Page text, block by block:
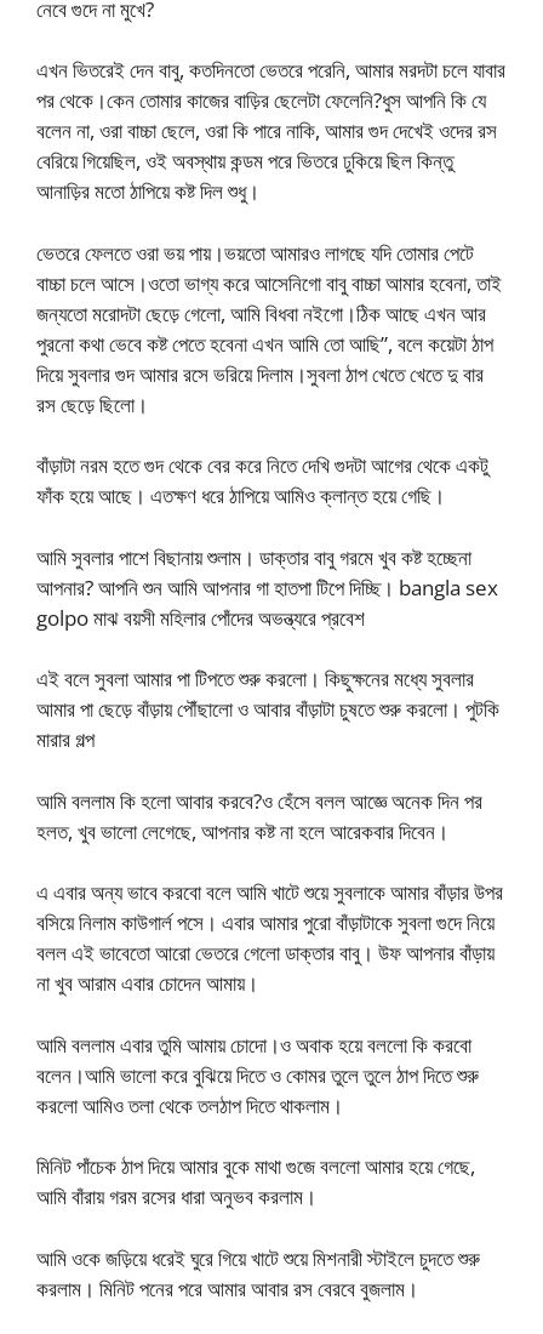
নেবে গুদে না মুখে?
এখন ভিতরেই দেন বাবু, কতদিনতো ভেতরে পরেনি, আমার মরদটা চলে যাবার
পর থেকে।কেন তোমার কাজের বাড়ির ছেলেটা ফেলেনি?ধুস আপনি কি যে
বলেন না, ওরা বাচ্চা ছেলে, ওরা কি পারে নাকি, আমার গুদ দেখেই ওদের রস
বেরিয়ে গিয়েছিল, ওই অবস্থায় কন্ডম পরে ভিতরে ঢুকিয়ে ছিল কিন্তু
আনাড়ির মতো ঠাপিয়ে কষ্ট দিল শুধু।
ভেতরে ফেলতে ওরা ভয় পায়।ভয়তো আমারও লাগছে যদি তোমার পেটে
বাচ্চা চলে আসে।ওতো ভাগ্য করে আসেনিগো বাবু বাচ্চা আমার হবেনা, তাই
জন্যতো মরোদটা ছেড়ে গেলো, আমি বিধবা নইগো।ঠিক আছে এখন আর
পুরনো কথা ভেবে কষ্ট পেতে হবেনা এখন আমি তো আছি”, বলে কয়েটা ঠাপ
দিয়ে সুবলার গুদ আমার রসে ভরিয়ে দিলাম।সুবলা ঠাপ খেতে খেতে দু বার
রস ছেড়ে ছিলো।
বাঁড়াটা নরম হতে গুদ থেকে বের করে নিতে দেখি গুদটা আগের থেকে একটু
ফাঁক হয়ে আছে। এতক্ষণ ধরে ঠাপিয়ে আমিও ক্লান্ত হয়ে গেছি।
আমি সুবলার পাশে বিছানায় শুলাম। ডাক্তার বাবু গরমে খুব কষ্ট হচ্ছেনা
আপনার? আপনি শুন আমি আপনার গা হাতপা টিপে দিচ্ছি। bangla sex
golpo মাঝ বয়সী মহিলার পোঁদের অভন্ত্যরে প্রবেশ
এই বলে সুবলা আমার পা টিপতে শুরু করলো। কিছুক্ষনের মধ্যে সুবলার
আমার পা ছেড়ে বাঁড়ায় পৌঁছালো ও আবার বাঁড়াটা চুষতে শুরু করলো। পুটকি
মারার গল্প
আমি বললাম কি হলো আবার করবে?ও হেঁসে বলল আজ্ঞে অনেক দিন পর
হলত, খুব ভালো লেগেছে, আপনার কষ্ট না হলে আরেকবার দিবেন।
এ এবার অন্য ভাবে করবো বলে আমি খাটে শুয়ে সুবলাকে আমার বাঁড়ার উপর
বসিয়ে নিলাম কাউগার্ল পসে। এবার আমার পুরো বাঁড়াটাকে সুবলা গুদে নিয়ে
বলল এই ভাবেতো আরো ভেতরে গেলো ডাক্তার বাবু। উফ আপনার বাঁড়ায়
না খুব আরাম এবার চোদেন আমায়।
আমি বললাম এবার তুমি আমায় চোদো।ও অবাক হয়ে বললো কি করবো
বলেন।আমি ভালো করে বুঝিয়ে দিতে ও কোমর তুলে তুলে ঠাপ দিতে শুরু
করলো আমিও তলা থেকে তলঠাপ দিতে থাকলাম।
মিনিট পাঁচেক ঠাপ দিয়ে আমার বুকে মাথা গুজে বললো আমার হয়ে গেছে,
আমি বাঁরায় গরম রসের ধারা অনুভব করলাম।
আমি ওকে জড়িয়ে ধরেই ঘুরে গিয়ে খাটে শুয়ে মিশনারী স্টাইলে চুদতে শুরু
করলাম। মিনিট পনের পরে আমার আবার রস বেরবে বুজলাম।